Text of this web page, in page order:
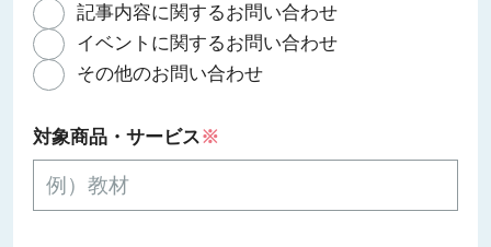
記事内容に関するお問い合わせ
イベントに関するお問い合わせ
その他のお問い合わせ
対象商品・サービス※